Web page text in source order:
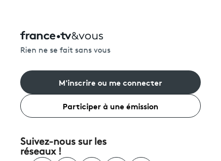
Rien ne se fait sans vous
M'inscrire ou me connecter
Participer à une émission
Suivez-nous sur les
réseaux !